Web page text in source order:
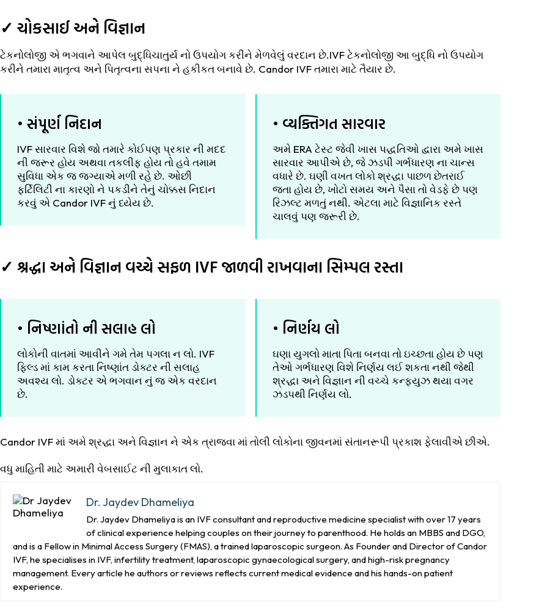
✓ ચોકસાઈ અને વિજ્ઞાન
ટેકનોલોજી એ ભગવાને આપેલ બુદ્ધિચાતુર્ય નો ઉપયોગ કરીને મેળવેલું વરદાન છે.IVF ટેકનોલોજી આ બુદ્ધિ નો ઉપયોગ
કરીને તમારા માતૃત્વ અને પિતૃત્વના સપના ને હકીકત બનાવે છે. Candor IVF તમારા માટે તૈયાર છે.
• સંપૂર્ણ નિદાન
IVF સારવાર વિશે જો તમારે કોઈપણ પ્રકાર ની મદદ
ની જરૂર હોય અથવા તકલીફ હોય તો હવે તમામ
સુવિધા એક જ જગ્યાએ મળી રહે છે. ઓછી
ફર્ટિલિટી ના કારણો ને પકડીને તેનું ચોક્કસ નિદાન
કરવું એ Candor IVF નું ધ્યેય છે.
• વ્યક્તિગત સારવાર
અમે ERA ટેસ્ટ જેવી ખાસ પદ્ધતિઓ દ્વારા અમે ખાસ
સારવાર આપીએ છે, જે ઝડપી ગર્ભધારણ ના ચાન્સ
વધારે છે. ઘણી વખત લોકો શ્રદ્ધા પાછળ છેતરાઈ
જતા હોય છે, ખોટો સમય અને પૈસા તો વેડફે છે પણ
રિઝલ્ટ મળતું નથી. એટલા માટે વિજ્ઞાનિક રસ્તે
ચાલવું પણ જરૂરી છે.
✓ શ્રદ્ધા અને વિજ્ઞાન વચ્ચે સફળ IVF જાળવી રાખવાના સિમ્પલ રસ્તા
• નિષ્ણાંતો ની સલાહ લો
લોકોની વાતમાં આવીને ગમે તેમ પગલા ન લો. IVF
ફિલ્ડ માં કામ કરતા નિષ્ણાંત ડોક્ટર ની સલાહ
અવશ્ય લો. ડોક્ટર એ ભગવાન નું જ એક વરદાન
છે.
• નિર્ણય લો
ઘણા યુગલો માતા પિતા બનવા તો ઇચ્છતા હોય છે પણ
તેઓ ગર્ભધારણ વિશે નિર્ણય લઈ શકતા નથી જેથી
શ્રદ્ધા અને વિજ્ઞાન ની વચ્ચે કન્ફ્યુઝ થયા વગર
ઝડપથી નિર્ણય લો.
Candor IVF માં અમે શ્રદ્ધા અને વિજ્ઞાન ને એક ત્રાજવા માં તોલી લોકોના જીવનમાં સંતાનરૂપી પ્રકાશ ફેલાવીએ છીએ.
વધુ માહિતી માટે અમારી વેબસાઈટ ની મુલાકાત લો.
Dr. Jaydev Dhameliya
Dr. Jaydev Dhameliya is an IVF consultant and reproductive medicine specialist with over 17 years
of clinical experience helping couples on their journey to parenthood. He holds an MBBS and DGO,
and is a Fellow in Minimal Access Surgery (FMAS), a trained laparoscopic surgeon. As Founder and Director of Candor
IVF, he specialises in IVF, infertility treatment, laparoscopic gynaecological surgery, and high-risk pregnancy
management. Every article he authors or reviews reflects current medical evidence and his hands-on patient
experience.